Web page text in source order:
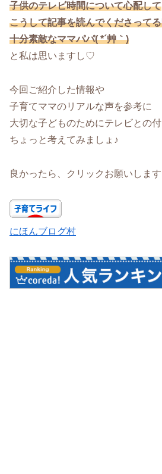
子供のテレビ時間について心配して
こうして記事を読んでくださって
十分素敵なママパパ( *´艸｀)
と私は思いますし♡
今回ご紹介した情報や
子育てママのリアルな声を参考に
大切な子どものためにテレビとの
ちょっと考えてみましょ♪
良かったら、クリックお願いしま
にほんブログ村